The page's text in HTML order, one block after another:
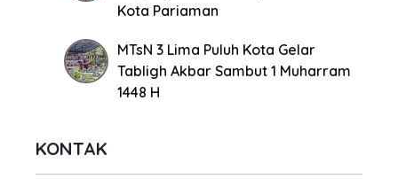
Kota Pariaman
MTsN 3 Lima Puluh Kota Gelar
Tabligh Akbar Sambut 1 Muharram
1448 H
KONTAK